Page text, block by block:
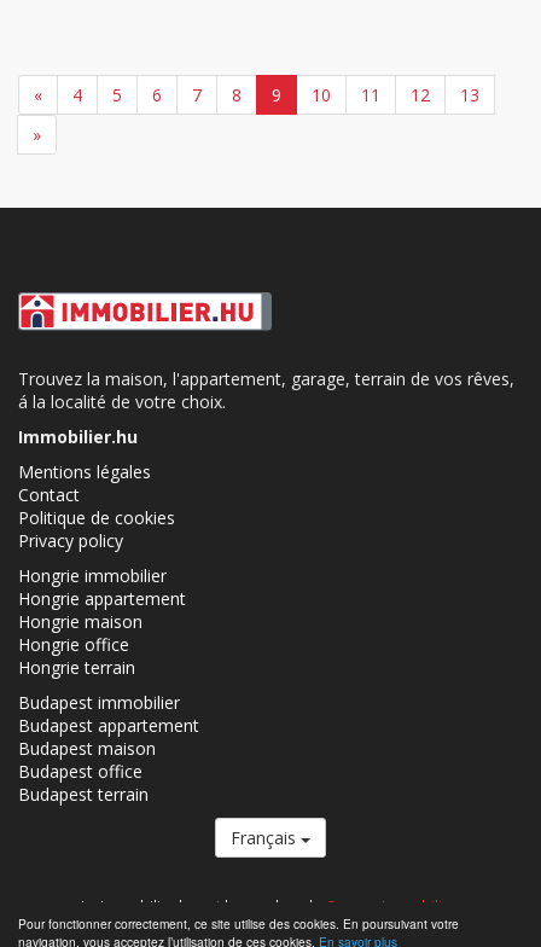
Pour fonctionner correctement, ce site utilise des cookies. En poursuivant votre
navigation, vous acceptez l’utilisation de ces cookies. En savoir plus
« 4 5 6 7 8 9 10 11 12
13
»
Trouvez la maison, l'appartement, garage, terrain de vos rêves,
á la localité de votre choix.
Immobilier.hu
Mentions légales
Contact
Politique de cookies
Privacy policy
Hongrie immobilier
Hongrie appartement
Hongrie maison
Hongrie office
Hongrie terrain
Budapest immobilier
Budapest appartement
Budapest maison
Budapest office
Budapest terrain
Français
Le Immobilier.hu est le membre du
Groupe Immobilier.
Immobiliers á vendre en Hongrie - Immobilier.hu © 2026 Tous droits